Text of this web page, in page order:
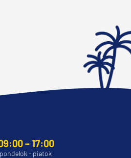
– 17:00
pondelok - piatok